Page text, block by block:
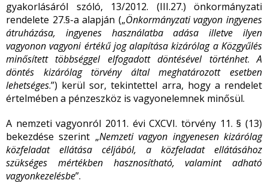
gyakorlásáról szóló, 13/2012. (III.27.) önkormányzati
rendelete 27.§-a alapján („Önkormányzati vagyon ingyenes
átruházása, ingyenes használatba adása illetve ilyen
vagyonon vagyoni értékű jog alapítása kizárólag a Közgyűlés
minősített többséggel elfogadott döntésével történhet.A
döntés kizárólag törvény által meghatározott esetben
lehetséges.”) kerül sor, tekintettel arra, hogy a rendelet
értelmében a pénzeszköz is vagyonelemnek minősül.
A nemzeti vagyonról 2011. évi CXCVI. törvény 11. § (13)
bekezdése szerint „Nemzeti vagyon ingyenesen kizárólag
közfeladat ellátása céljából, a közfeladat ellátásához
szükséges mértékben hasznosítható, valamint adható
vagyonkezelésbe”.